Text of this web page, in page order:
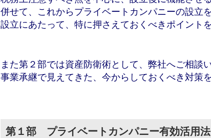
併せて、これからプライベートカンパニーの設立
設立にあたって、特に押さえておくべきポイント
また第２部では資産防衛術として、弊社へご相談
事業承継で見えてきた、今からしておくべき対策
第１部 プライベートカンパニー有効活用